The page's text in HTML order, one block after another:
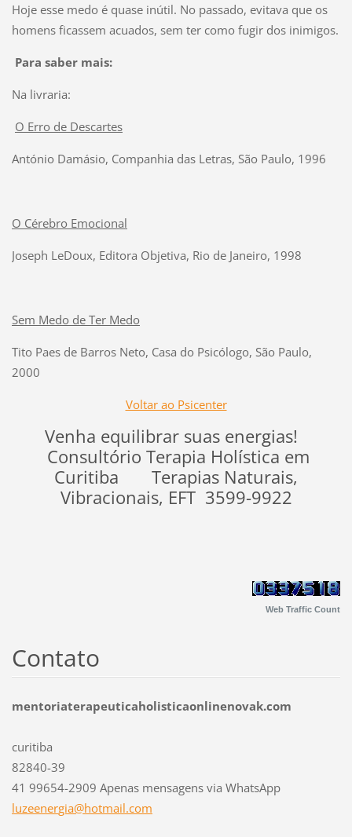
Hoje esse medo é quase inútil. No passado, evitava que os
homens ficassem acuados, sem ter como fugir dos inimigos.
Para saber mais:
Na livraria:
O Erro de Descartes
António Damásio, Companhia das Letras, São Paulo, 1996
O Cérebro Emocional
Joseph LeDoux, Editora Objetiva, Rio de Janeiro, 1998
Sem Medo de Ter Medo
Tito Paes de Barros Neto, Casa do Psicólogo, São Paulo,
2000
Voltar ao Psicenter
Venha equilibrar suas energias!
Consultório Terapia Holística em
Curitiba Terapias Naturais,
Vibracionais, EFT 3599-9922
Web Traffic Count
Contato
mentoriaterapeuticaholisticaonlinenovak.com
curitiba
82840-39
41 99654-2909 Apenas mensagens via WhatsApp
luzeenergia@hotmail.com